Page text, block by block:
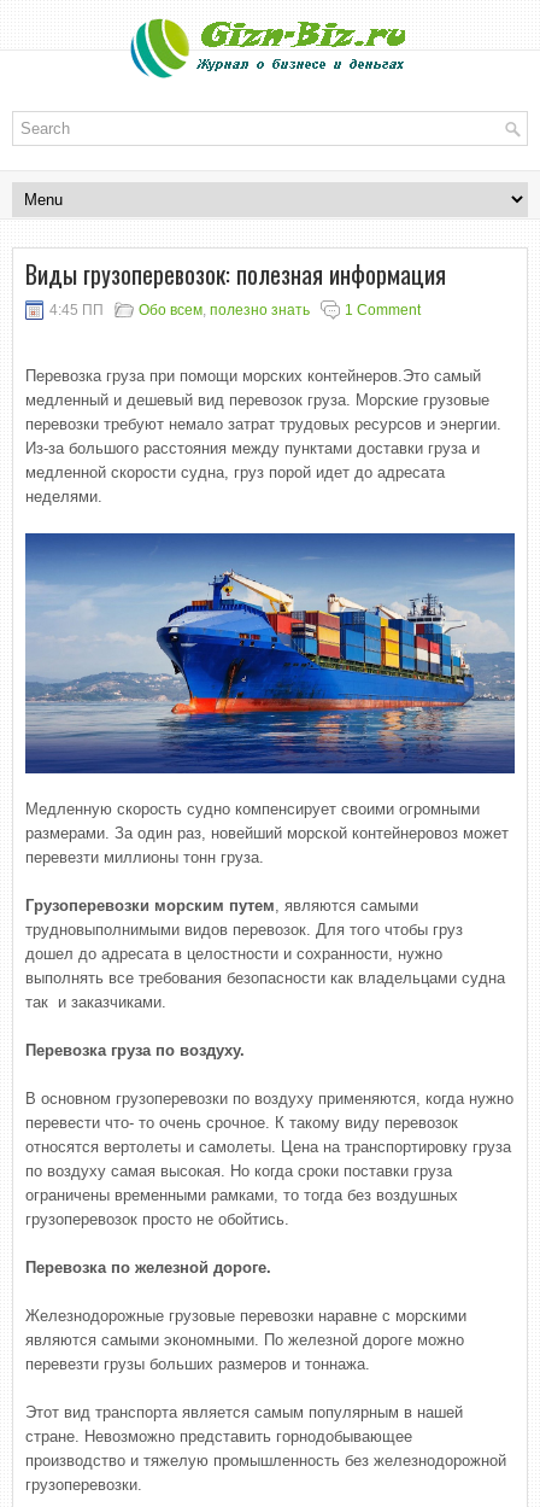
Виды грузоперевозок: полезная информация
4:45 ПП Обо всем, полезно знать 1 Comment
Перевозка груза при помощи морских контейнеров.Это самый
медленный и дешевый вид перевозок груза. Морские грузовые
перевозки требуют немало затрат трудовых ресурсов и энергии.
Из-за большого расстояния между пунктами доставки груза и
медленной скорости судна, груз порой идет до адресата
неделями.
Медленную скорость судно компенсирует своими огромными
размерами. За один раз, новейший морской контейнеровоз может
перевезти миллионы тонн груза.
Грузоперевозки морским путем , являются самыми
трудновыполнимыми видов перевозок. Для того чтобы груз
дошел до адресата в целостности и сохранности, нужно
выполнять все требования безопасности как владельцами судна
так и заказчиками.
Перевозка груза по воздуху.
В основном грузоперевозки по воздуху применяются, когда нужно
перевести что- то очень срочное. К такому виду перевозок
относятся вертолеты и самолеты. Цена на транспортировку груза
по воздуху самая высокая. Но когда сроки поставки груза
ограничены временными рамками, то тогда без воздушных
грузоперевозок просто не обойтись.
Перевозка по железной дороге.
Железнодорожные грузовые перевозки наравне с морскими
являются самыми экономными. По железной дороге можно
перевезти грузы больших размеров и тоннажа.
Этот вид транспорта является самым популярным в нашей
стране. Невозможно представить горнодобывающее
производство и тяжелую промышленность без железнодорожной
грузоперевозки.